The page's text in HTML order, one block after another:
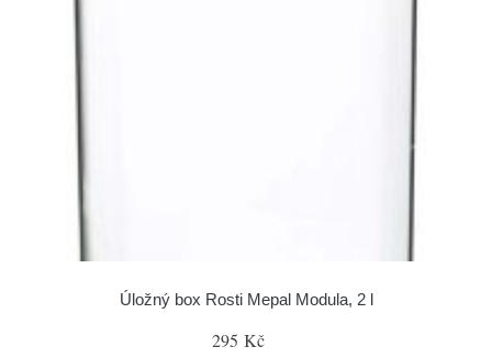
Úložný box Rosti Mepal Modula, 2 l
295 Kč